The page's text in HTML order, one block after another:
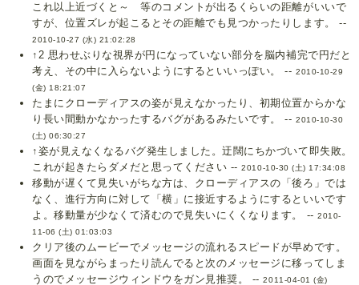
これ以上近づくと～ 等のコメントが出るくらいの距離がいいで
すが、位置ズレが起こるとその距離でも見つかったりします。 --
2010-10-27 (水) 21:02:28
↑2 思わせぶりな視界が円になっていない部分を脳内補完で円だと
考え、その中に入らないようにするといいっぽい。 --2010-10-29
(金) 18:21:07
たまにクローディアスの姿が見えなかったり、初期位置からかな
り長い間動かなかったするバグがあるみたいです。 --2010-10-30
(土) 06:30:27
↑姿が見えなくなるバグ発生しました。迂闊にちかづいて即失敗。
これが起きたらダメだと思ってください --2010-10-30 (土) 17:34:08
移動が遅くて見失いがちな方は、クローディアスの「後ろ」では
なく、進行方向に対して「横」に接近するようにするといいです
よ。移動量が少なくて済むので見失いにくくなります。 --2010-
11-06 (土) 01:03:03
クリア後のムービーでメッセージの流れるスピードが早めです。
画面を見ながらまったり読んでると次のメッセージに移ってしま
うのでメッセージウィンドウをガン見推奨。 --2011-04-01 (金)